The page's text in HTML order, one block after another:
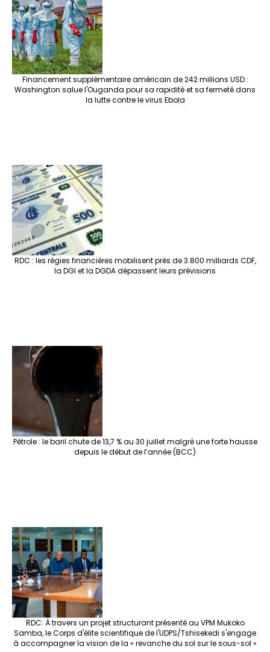
Financement supplémentaire américain de 242 millions USD :
Washington salue l'Ouganda pour sa rapidité et sa fermeté dans
la lutte contre le virus Ebola
RDC : les régies financières mobilisent près de 3.800 milliards CDF,
la DGI et la DGDA dépassent leurs prévisions
Pétrole : le baril chute de 13,7 % au 30 juillet malgré une forte hausse
depuis le début de l’année (BCC)
RDC: À travers un projet structurant présenté au VPM Mukoko
Samba, le Corps d'élite scientifique de l'UDPS/Tshisekedi s'engage
à accompagner la vision de la « revanche du sol sur le sous-sol »